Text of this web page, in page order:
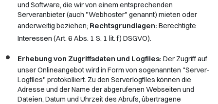
und Software, die wir von einem entsprechenden
Serveranbieter (auch "Webhoster" genannt) mieten oder
anderweitig beziehen; Rechtsgrundlagen: Berechtigte
Interessen (Art. 6 Abs. 1 S. 1 lit. f) DSGVO).
Erhebung von Zugriffsdaten und Logfiles: Der Zugriff auf
unser Onlineangebot wird in Form von sogenannten "Server-
Logfiles" protokolliert. Zu den Serverlogfiles können die
Adresse und der Name der abgerufenen Webseiten und
Dateien, Datum und Uhrzeit des Abrufs, übertragene